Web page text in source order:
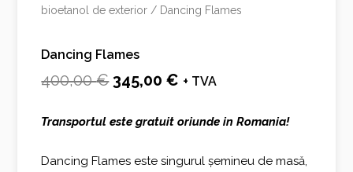
bioetanol de exterior / Dancing Flames
Dancing Flames
400,00€ Prețul
a
fost:
345,00€ Prețul
este:
345,00 €.
+ TVA
Transportul este gratuit oriunde in Romania!
Dancing Flames este singurul șemineu de masă,